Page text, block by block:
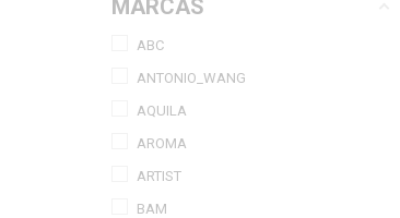
MARCAS
ABC
ANTONIO_WANG
AQUILA
AROMA
ARTIST
BAM